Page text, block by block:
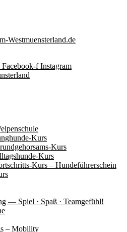
Westmuensterland.de
Facebook-f Instagram
Kurs
Kurs
Kurs
Kurs – Hundeführerschein
— Spiel · Spaß · Teamgefühl!
– Mobility